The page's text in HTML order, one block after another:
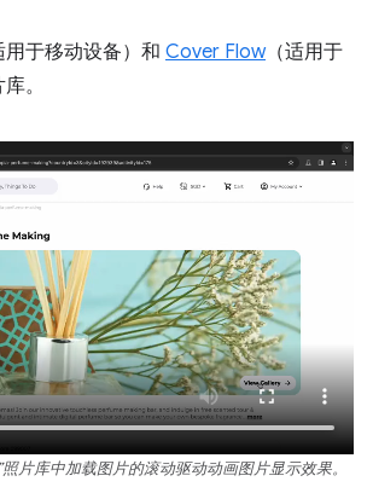
用于移动设备）和 Cover Flow（适用于
。
片库中加载图片的滚动驱动动画图片显示效果。